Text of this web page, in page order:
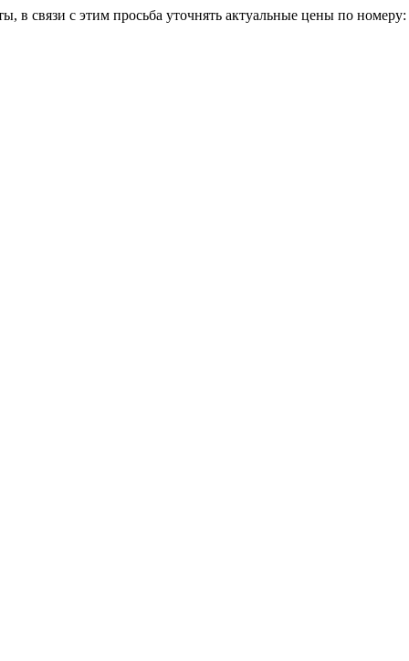
в связи с этим просьба уточнять актуальные цены по номеру: